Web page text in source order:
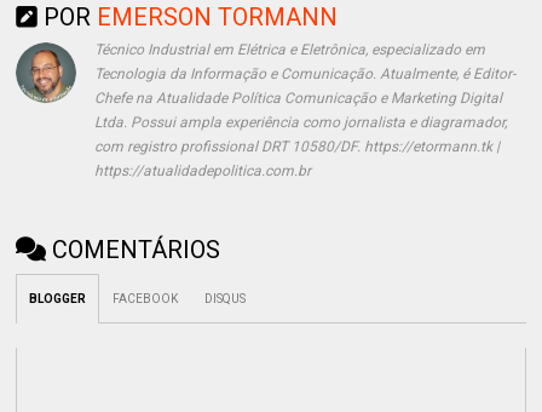
POR EMERSON TORMANN
Técnico Industrial em Elétrica e Eletrônica, especializado em
Tecnologia da Informação e Comunicação. Atualmente, é Editor-
Chefe na Atualidade Política Comunicação e Marketing Digital
Ltda. Possui ampla experiência como jornalista e diagramador,
com registro profissional DRT 10580/DF. https://etormann.tk |
https://atualidadepolitica.com.br
COMENTÁRIOS
BLOGGER FACEBOOK DISQUS